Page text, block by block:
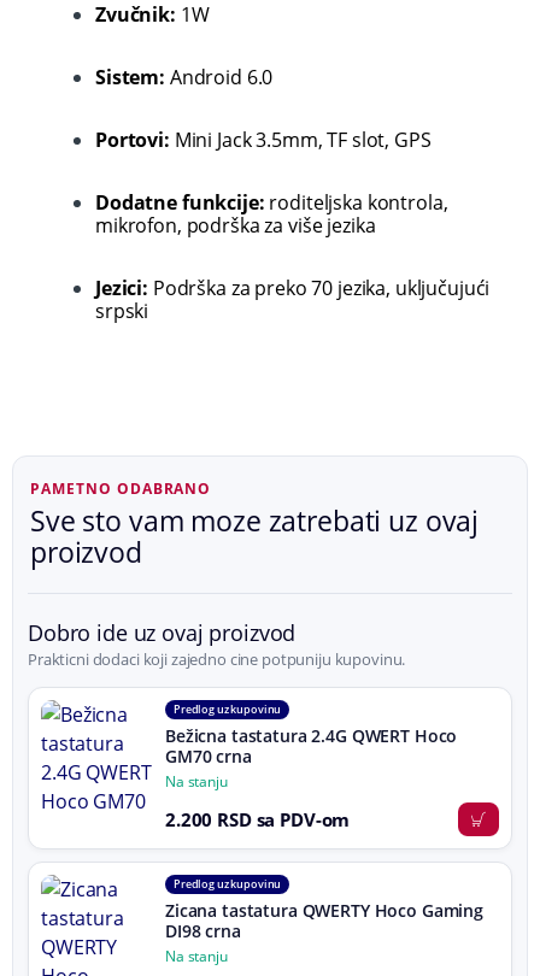
Zvučnik: 1W
Sistem: Android 6.0
Portovi: Mini Jack 3.5mm, TF slot, GPS
Dodatne funkcije: roditeljska kontrola,
mikrofon, podrška za više jezika
Jezici: Podrška za preko 70 jezika, uključujući
srpski
PAMETNO ODABRANO
Sve sto vam moze zatrebati uz ovaj
proizvod
Dobro ide uz ovaj proizvod
Prakticni dodaci koji zajedno cine potpuniju kupovinu.
Predlog uz kupovinu
Bežicna tastatura 2.4G QWERT Hoco
GM70 crna
Na stanju
2.200 RSD sa PDV-om
Predlog uz kupovinu
Zicana tastatura QWERTY Hoco Gaming
DI98 crna
Na stanju